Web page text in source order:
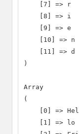
    [7] => r
    [8] => i
    [9] => e
    [10] => n
    [11] => d
)
Array
(
    [0] => Hel
    [1] => lo